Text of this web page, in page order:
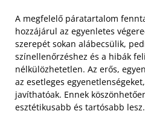
A megfelelő páratartalom
hozzájárul az egyenletes
szerepét sokan alábecsülik,
színellenőrzéshez és a hibák
nélkülözhetetlen. Az erős,
az esetleges
javíthatóak. Ennek
esztétikusabb és tartósabb lesz.